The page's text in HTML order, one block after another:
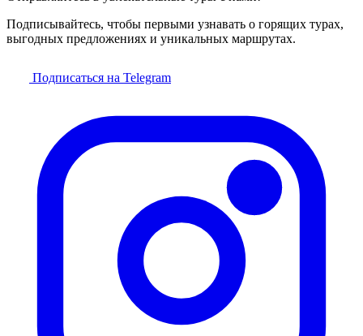
Подписывайтесь, чтобы первыми узнавать о горящих турах,
выгодных предложениях и уникальных маршрутах.
Подписаться на Telegram